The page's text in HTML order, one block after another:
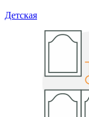
Детская